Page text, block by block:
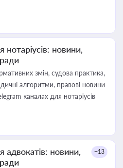
новини,
змін, судова практика,
алгоритми, правові новини
каналах для нотаріусів
адвокатів: новини,
+13